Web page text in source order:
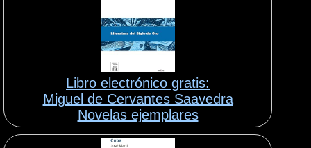
Libro electrónico gratis:
Miguel de Cervantes Saavedra
Novelas ejemplares